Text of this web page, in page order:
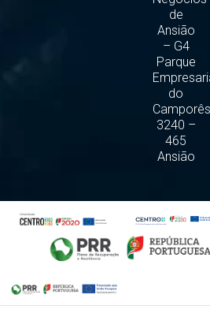
de
Ansião
– G4
Parque
do
3240 –
465
Ansião